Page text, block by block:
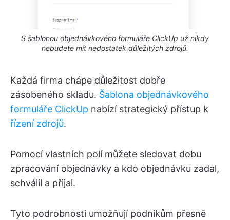
S šablonou objednávkového formuláře ClickUp už nikdy
nebudete mít nedostatek důležitých zdrojů.
Každá firma chápe důležitost dobře
zásobeného skladu. Šablona objednávkového
formuláře ClickUp nabízí strategický přístup k
řízení zdrojů.
Pomocí vlastních polí můžete sledovat dobu
zpracování objednávky a kdo objednávku zadal,
schválil a přijal.
Tyto podrobnosti umožňují podnikům přesně